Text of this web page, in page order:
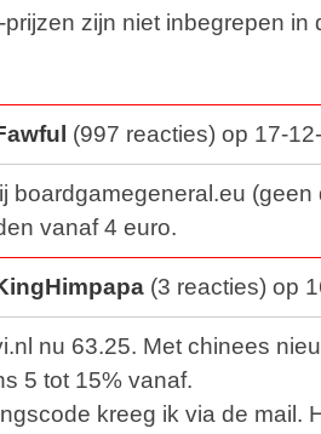
zijn niet inbegrepen in
(997 reacties) op 17-
boardgamegeneral.eu (geen
vanaf 4 euro.
(3 reacties) op
nu 63.25. Met chinees
5 tot 15% vanaf.
kreeg ik via de mail.